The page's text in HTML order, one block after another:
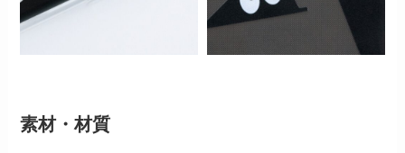
素材・材質